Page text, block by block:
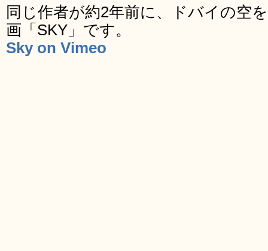
同じ作者が約2年前に、ドバイの空
画「SKY」です。
Sky on Vimeo